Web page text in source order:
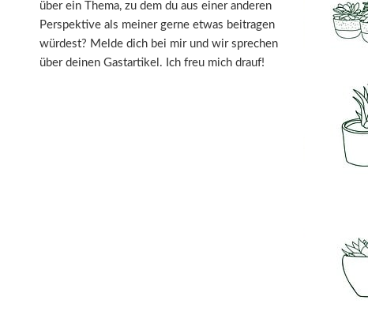
über ein Thema, zu dem du aus einer anderen
Perspektive als meiner gerne etwas beitragen
würdest? Melde dich bei mir und wir sprechen
über deinen Gastartikel. Ich freu mich drauf!